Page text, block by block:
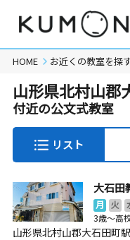
HOME お近くの教室を探
山形県北村山郡
付近の公文式教室
リスト
大石田
月 火
3歳～高
山形県北村山郡大石田町